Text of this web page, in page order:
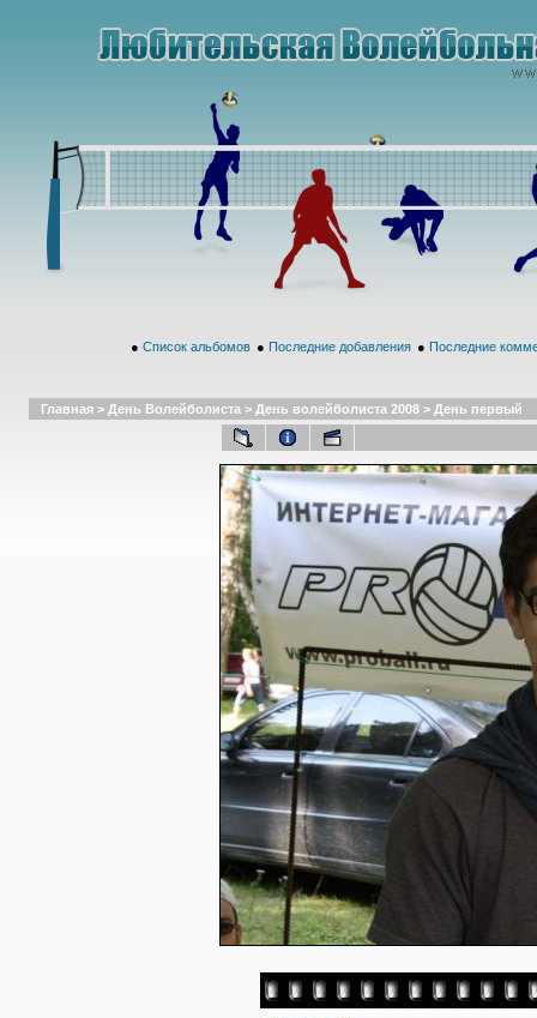
● Список альбомов ● Последние добавления ● Последние
Главная > День Волейболиста > День волейболиста 2008 > День первый